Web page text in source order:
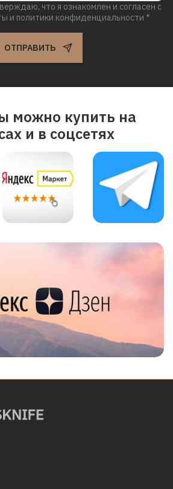
что я ознакомлен и согласен с
и политики конфиденциальности *
ОТПРАВИТЬ
можно купить на
и в соцсетях